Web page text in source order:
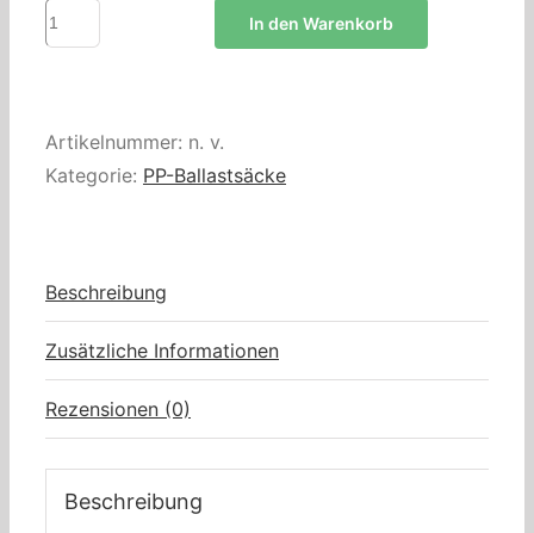
Ballastsäcke
PP
cm
mit
In den Warenkorb
Artikelnummer: n. v.
Kategorie: PP-Ballastsäcke
Beschreibung
Zusätzliche Informationen
Rezensionen (0)
Beschreibung